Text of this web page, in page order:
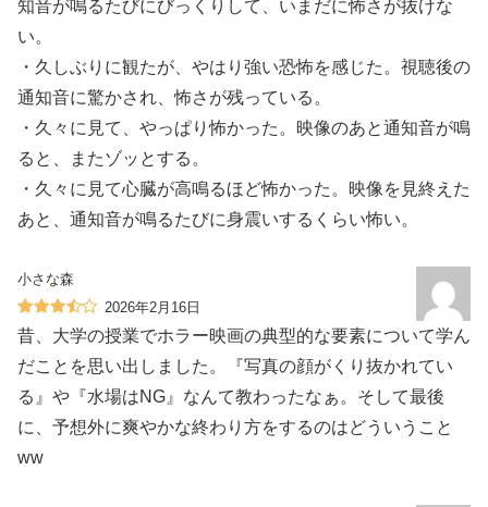
知音が鳴るたびにびっくりして、いまだに怖さが抜けな
い。
・久しぶりに観たが、やはり強い恐怖を感じた。視聴後の
通知音に驚かされ、怖さが残っている。
・久々に見て、やっぱり怖かった。映像のあと通知音が鳴
ると、またゾッとする。
・久々に見て心臓が高鳴るほど怖かった。映像を見終えた
あと、通知音が鳴るたびに身震いするくらい怖い。
小さな森
2026年2月16日
昔、大学の授業でホラー映画の典型的な要素について学ん
だことを思い出しました。『写真の顔がくり抜かれてい
る』や『水場はNG』なんて教わったなぁ。そして最後
に、予想外に爽やかな終わり方をするのはどういうこと️
ww